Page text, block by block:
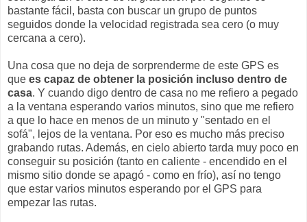
bastante fácil, basta con buscar un grupo de puntos
seguidos donde la velocidad registrada sea cero (o muy
cercana a cero).
Una cosa que no deja de sorprenderme de este GPS es
que es capaz de obtener la posición incluso dentro de
casa. Y cuando digo dentro de casa no me refiero a pegado
a la ventana esperando varios minutos, sino que me refiero
a que lo hace en menos de un minuto y "sentado en el
sofá", lejos de la ventana. Por eso es mucho más preciso
grabando rutas. Además, en cielo abierto tarda muy poco en
conseguir su posición (tanto en caliente - encendido en el
mismo sitio donde se apagó - como en frío), así no tengo
que estar varios minutos esperando por el GPS para
empezar las rutas.